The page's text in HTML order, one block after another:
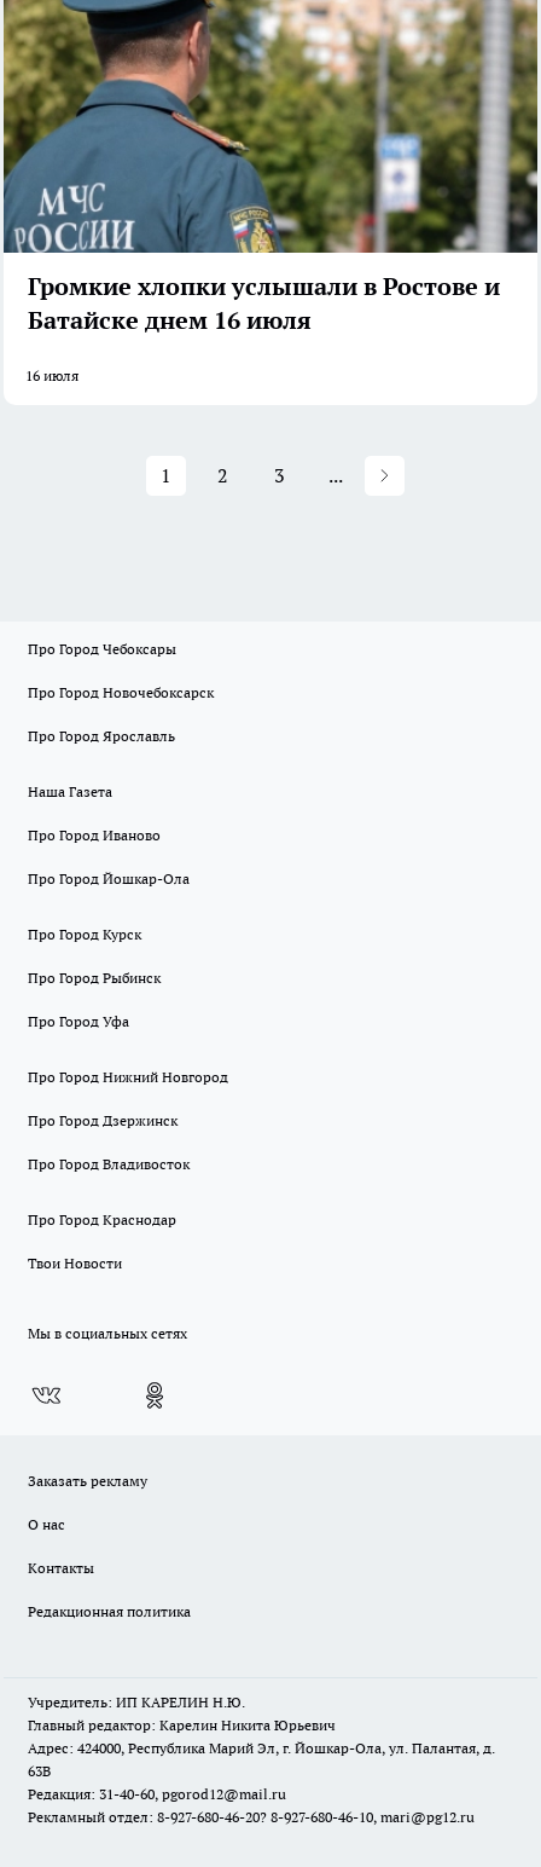
Громкие хлопки услышали в Ростове и
Батайске днем 16 июля
16 июля
1 2 3 ...
Про Город Чебоксары
Про Город Новочебоксарск
Про Город Ярославль
Наша Газета
Про Город Иваново
Про Город Йошкар-Ола
Про Город Курск
Про Город Рыбинск
Про Город Уфа
Про Город Нижний Новгород
Про Город Дзержинск
Про Город Владивосток
Про Город Краснодар
Твои Новости
Мы в социальных сетях
Заказать рекламу
О нас
Контакты
Редакционная политика
Учредитель: ИП КАРЕЛИН Н.Ю.
Главный редактор: Карелин Никита Юрьевич
Адрес: 424000, Республика Марий Эл, г. Йошкар-Ола, ул. Палантая, д.
63В
Редакция: 31-40-60, pgorod12@mail.ru
Рекламный отдел: 8-927-680-46-20? 8-927-680-46-10, mari@pg12.ru